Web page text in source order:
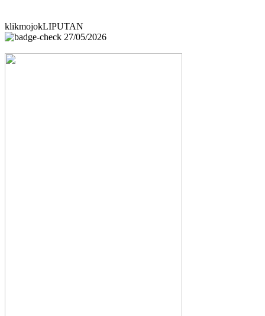
klikmojokLIPUTAN
27/05/2026